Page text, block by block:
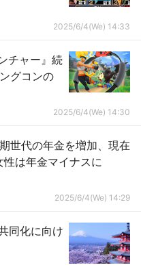
2025/6/4(We) 14:33
チャー』続
グコンの
2025/6/4(We) 14:30
世代の年金を増加、現在
は年金マイナスに
2025/6/4(We) 14:29
同化に向け